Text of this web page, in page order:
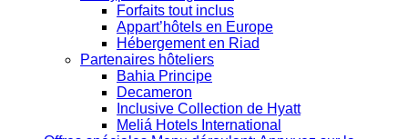
Forfaits tout inclus
Appart’hôtels en Europe
Hébergement en Riad
Partenaires hôteliers
Bahia Principe
Decameron
Inclusive Collection de Hyatt
Meliá Hotels International